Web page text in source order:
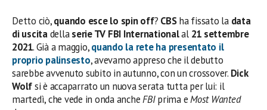
Detto ciò,quando esce lo spin off? CBSha fissato la data
di uscitadellaserie TV FBI Internationalal 21 settembre
2021. Già a maggio,quando la rete ha presentato il
proprio palinsesto, avevamo appreso che il debutto
sarebbe avvenuto subito in autunno, con un crossover. Dick
Wolfsi è accaparrato un nuova serata tutta per lui: il
martedì, che vede in onda ancheFBIprima eMost Wanted